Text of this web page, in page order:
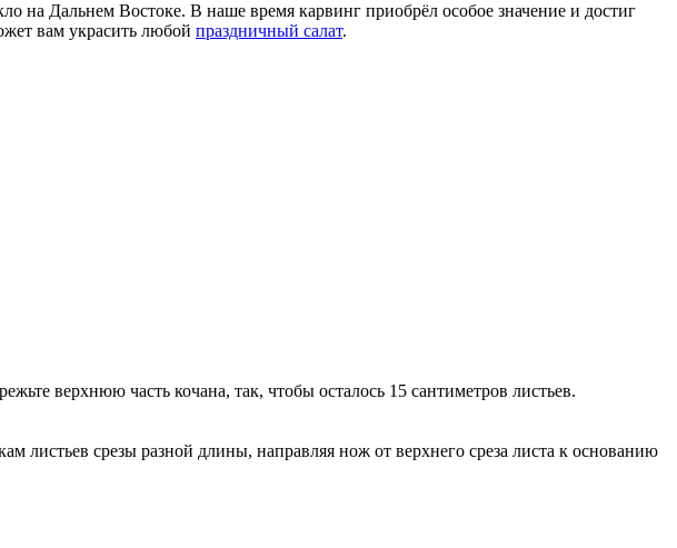
на Дальнем Востоке. В наше время карвинг приобрёл особое значение и достиг
вам украсить любой праздничный салат.
верхнюю часть кочана, так, чтобы осталось 15 сантиметров листьев.
листьев срезы разной длины, направляя нож от верхнего среза листа к основанию